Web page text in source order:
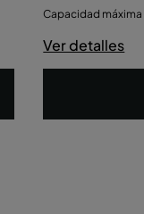
Capacidad máxima
Ver detalles